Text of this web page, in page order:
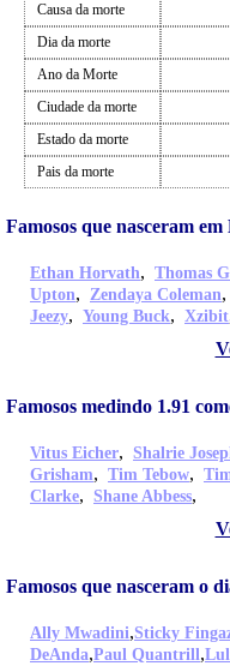
Causa da morte
Dia da morte
Ano da Morte
Ciudade da morte
Estado da morte
Pais da morte
Famosos que nasceram
Ethan Horvath, Thomas
Upton, Zendaya Coleman,
Jeezy, Young Buck, Xzibit
Famosos medindo 1.91
Vitus Eicher, Shalrie
Grisham, Tim Tebow,
Clarke, Shane Abbess,
Famosos que nasceram o
Ally Mwadini,Sticky
DeAnda,Paul Quantrill,